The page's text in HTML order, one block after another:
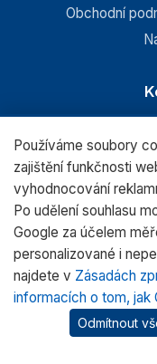
Obchodní
© 2026
Používáme soubory
zajištění funkčnosti
vyhodnocování
Po udělení souhlasu
Google za účelem
personalizované i
najdete v Zásadách
informacích o tom, jak
Odmítnout